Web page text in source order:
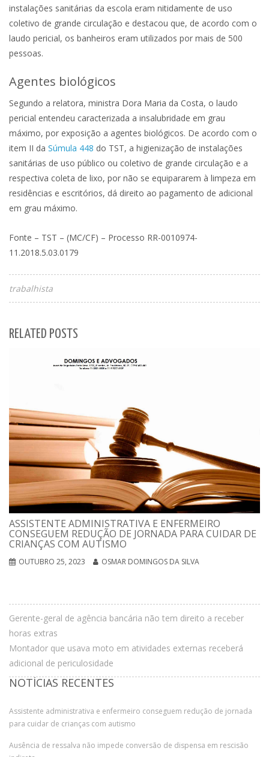
instalações sanitárias da escola eram nitidamente de uso
coletivo de grande circulação e destacou que, de acordo com o
laudo pericial, os banheiros eram utilizados por mais de 500
pessoas.
Agentes biológicos
Segundo a relatora, ministra Dora Maria da Costa, o laudo
pericial entendeu caracterizada a insalubridade em grau
máximo, por exposição a agentes biológicos. De acordo com o
item II da Súmula 448 do TST, a higienização de instalações
sanitárias de uso público ou coletivo de grande circulação e a
respectiva coleta de lixo, por não se equipararem à limpeza em
residências e escritórios, dá direito ao pagamento de adicional
em grau máximo.
Fonte – TST – (MC/CF) – Processo RR-0010974-
11.2018.5.03.0179
trabalhista
RELATED POSTS
ASSISTENTE ADMINISTRATIVA E ENFERMEIRO
CONSEGUEM REDUÇÃO DE JORNADA PARA CUIDAR DE
CRIANÇAS COM AUTISMO
OUTUBRO 25, 2023 OSMAR DOMINGOS DA SILVA
Gerente-geral de agência bancária não tem direito a receber
horas extras
Montador que usava moto em atividades externas receberá
adicional de periculosidade
NOTÍCIAS RECENTES
Assistente administrativa e enfermeiro conseguem redução de jornada
para cuidar de crianças com autismo
Ausência de ressalva não impede conversão de dispensa em rescisão